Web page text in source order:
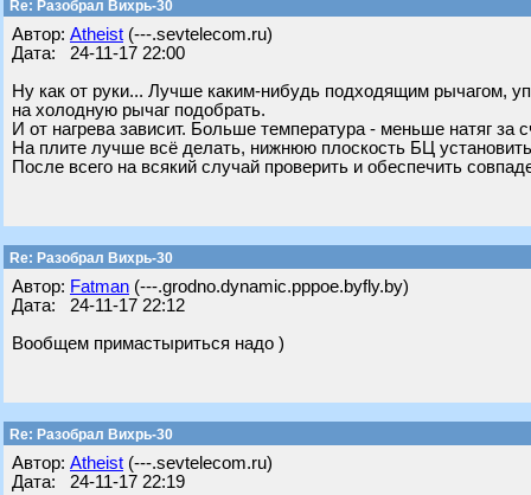
Re: Разобрал Вихрь-30
Автор: Atheist (---.sevtelecom.ru)
Дата: 24-11-17 22:00
Ну как от руки... Лучше каким-нибудь подходящим рычагом,
на холодную рычаг подобрать.
И от нагрева зависит. Больше температура - меньше натяг
На плите лучше всё делать, нижнюю плоскость БЦ
После всего на всякий случай проверить и обеспечить
Re: Разобрал Вихрь-30
Автор: Fatman (---.grodno.dynamic.pppoe.byfly.by)
Дата: 24-11-17 22:12
Вообщем примастыриться надо )
Re: Разобрал Вихрь-30
Автор: Atheist (---.sevtelecom.ru)
Дата: 24-11-17 22:19